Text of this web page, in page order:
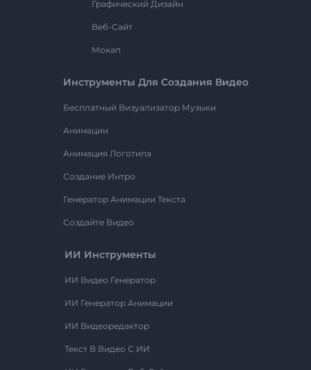
Графический Дизайн
Веб-Сайт
Мокап
Инструменты Для Создания Видео
Бесплатный Визуализатор Музыки
Анимации
Анимация Логотипа
Создание Интро
Генератор Анимации Текста
Создайте Видео
ИИ Инструменты
ИИ Видео Генератор
ИИ Генератор Анимации
ИИ Видеоредактор
Текст В Видео С ИИ